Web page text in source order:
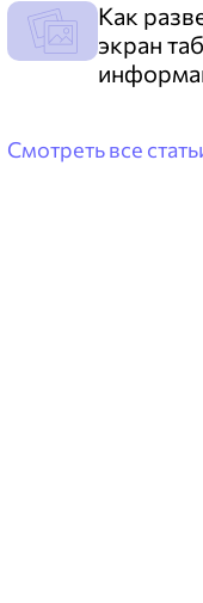
Как
экран
Смотреть все